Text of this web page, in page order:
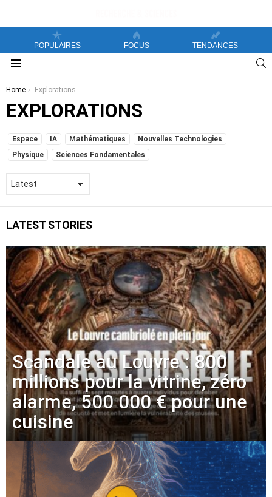
POPULAIRES FOCUS TENDANCES
You are here:
Home Explorations
EXPLORATIONS
SUBTERMS
Espace IA Mathématiques
Nouvelles Technologies
Physique
Sciences Fondamentales
LATEST STORIES
Scandale au Louvre : 800
millions pour la vitrine, zéro
alarme, 500 000 € pour une
cuisine